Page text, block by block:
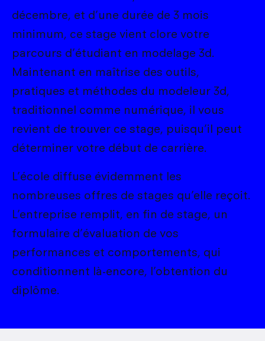
décembre, et d’une durée de 3 mois
minimum, ce stage vient clore votre
parcours d’étudiant en modelage 3d.
Maintenant en maîtrise des outils,
pratiques et méthodes du modeleur 3d,
traditionnel comme numérique, il vous
revient de trouver ce stage, puisqu’il peut
déterminer votre début de carrière.
L’école diffuse évidemment les
nombreuses offres de stages qu’elle reçoit.
L’entreprise remplit, en fin de stage, un
formulaire d’évaluation de vos
performances et comportements, qui
conditionnent là-encore, l’obtention du
diplôme.